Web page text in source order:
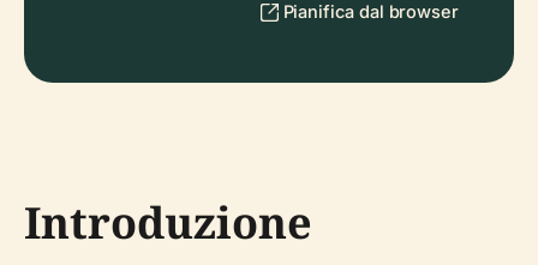
Pianifica dal browser
Introduzione